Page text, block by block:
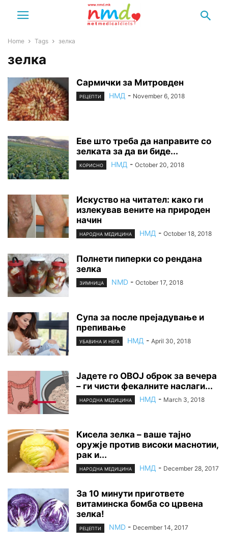
Home Tags зелка
зелка
Сармички за Митровден
РЕЦЕПТИ НМД - November 6, 2018
Еве што треба да направите со
зелката за да ви биде...
КОРИСНО НМД - October 20, 2018
Искуство на читател: како ги
излекував вените на природен
начин
НАРОДНА МЕДИЦИНА НМД - October 18, 2018
Полнети пиперки со рендана
зелка
ЗИМНИЦА NMD - October 17, 2018
Супа за после прејадување и
препивање
УБАВИНА И НЕГА НМД - April 30, 2018
Јадете го ОВОЈ оброк за вечера
– ги чисти фекалните наслаги...
НАРОДНА МЕДИЦИНА НМД - March 3, 2018
Кисела зелка – ваше тајно
оружје против високи маснотии,
рак и...
НАРОДНА МЕДИЦИНА НМД - December 28, 2017
За 10 минути пригответе
витаминска бомба со црвена
зелка!
РЕЦЕПТИ NMD - December 14, 2017